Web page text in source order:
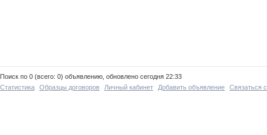
Поиск по 0 (всего: 0) объявлению, обновлено сегодня 22:33
Статистика
Образцы договоров Личный кабинет Добавить объявление Связаться